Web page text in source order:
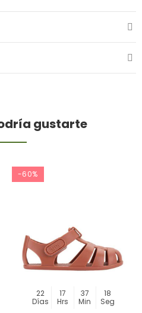
gustarte
-60%
22
Días
17
Hrs
37
Min
18
Seg